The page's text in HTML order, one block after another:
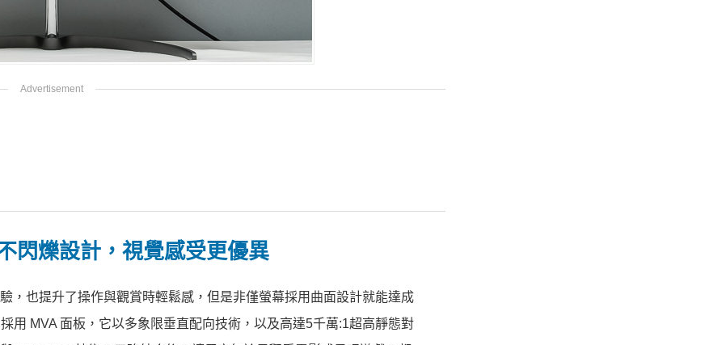
閃爍設計，視覺感受更優異
，也提升了操作與觀賞時輕鬆感，但是非僅螢幕採用曲面設計就能達成
用 MVA 面板，它以多象限垂直配向技術，以及高達5千萬:1超高靜態對